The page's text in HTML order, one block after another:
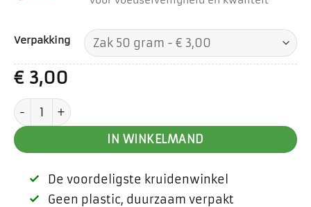
Verpakking
€3,00
Lapacho aantal
IN WINKELMAND
De voordeligste kruidenwinkel
Geen plastic, duurzaam verpakt